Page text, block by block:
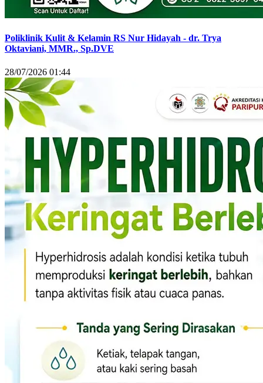
Poliklinik Kulit & Kelamin RS Nur Hidayah - dr. Trya
Oktaviani, MMR., Sp.DVE
28/07/2026 01:44